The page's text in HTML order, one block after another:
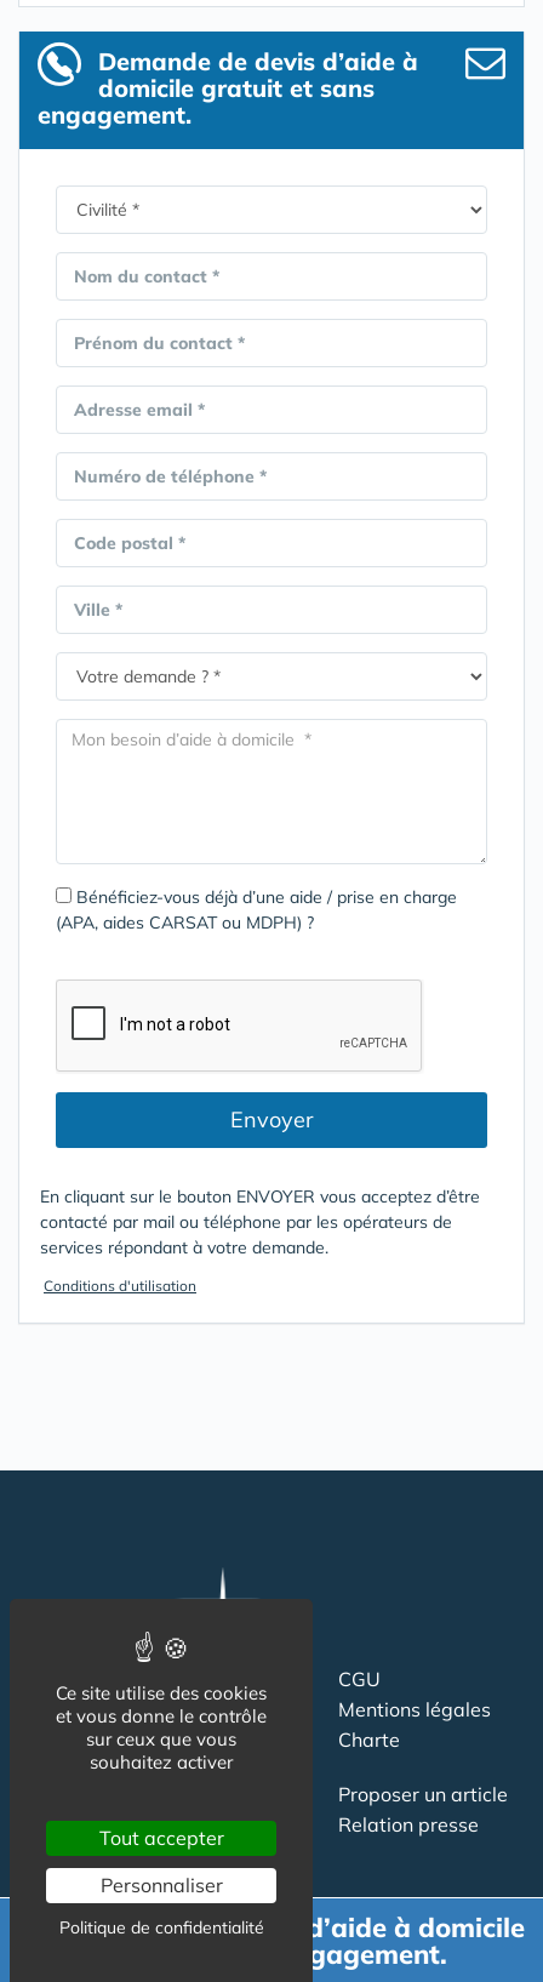
Demande de devis d’aide à
domicile gratuit et sans
engagement.
Nom du contact *
Prénom du contact *
Adresse email *
Numéro de téléphone *
Code postal *
Ville *
Bénéficiez-vous déjà d’une aide / prise en charge
(APA, aides CARSAT ou MDPH) ?
Envoyer
En cliquant sur le bouton ENVOYER vous acceptez d’être
contacté par mail ou téléphone par les opérateurs de
services répondant à votre demande.
Conditions d'utilisation
CGU
Mentions légales
Charte
Newsletter
Publicité
Proposer un article
Relation presse
Demande de devis d’aide à domicile
gratuit et sans engagement.
Ce site utilise des cookies
et vous donne le contrôle
sur ceux que vous
souhaitez activer
Tout accepter
Personnaliser
Politique de confidentialité